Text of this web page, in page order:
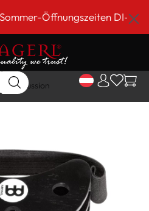
Öffnungszeiten DI-FR 9
Percussion